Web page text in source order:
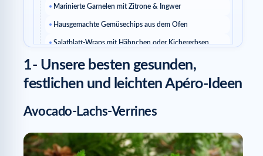
Marinierte Garnelen mit Zitrone & Ingwer
Hausgemachte Gemüsechips aus dem Ofen
Salatblatt-Wraps mit Hähnchen oder Kichererbsen
Leichte Thunfisch-Rillettes mit Zitrone & Frischkäse
Warum einen gesunden Apéro für Silvester wählen?
Festapéro
Auf natürliche, nährstoffreiche Lebensmittel setzen
Stark verarbeitete Produkte reduzieren
1- Unsere besten gesunden,
festlichen und leichten Apéro-Ideen
Avocado-Lachs-Verrines